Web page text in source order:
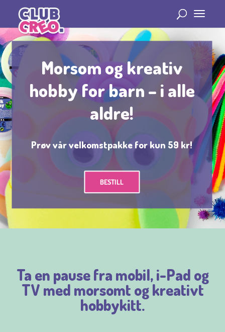
Morsom og kreativ
hobby for barn – i alle
aldre!
Prøv vår velkomstpakke for kun 59 kr!
BESTILL
Ta en pause fra mobil, i-Pad og
TV med morsomt og kreativt
hobbykitt.